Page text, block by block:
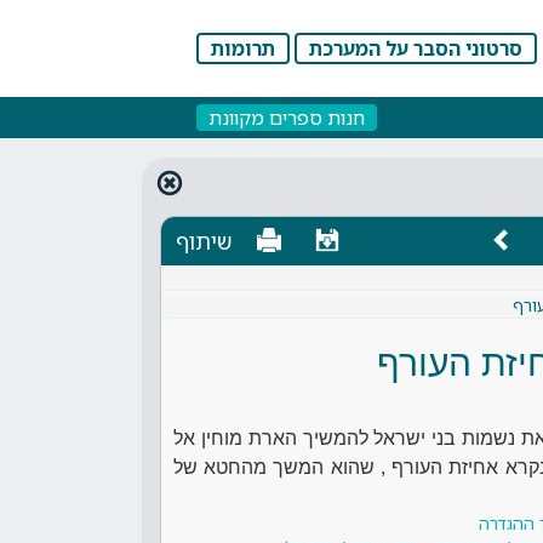
סרטוני הסבר על המערכת תרומות
חנות ספרים מקוונת
שיתוף
העורף
נשמות בני ישראל להמשיך הארת מוחין אל
אחיזת העורף , שהוא המשך מהחטא של
ההגדרה